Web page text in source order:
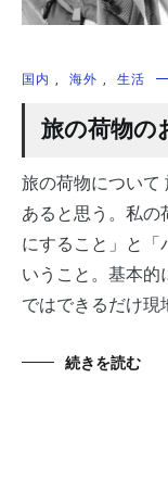
国内 , 海外 , 生活
旅の荷物の
旅の荷物について
あると思う。私の
にすること」と「
いうこと。基本的
ではできるだけ現
続きを読む